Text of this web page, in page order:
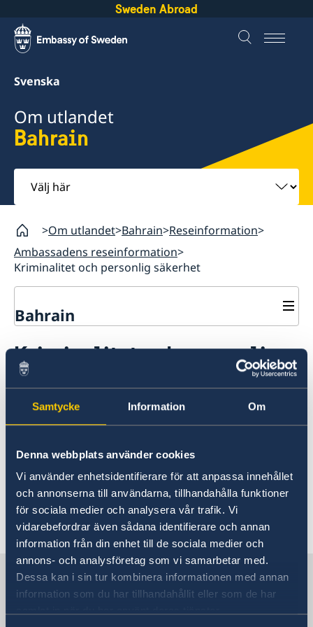
Samtycke Information Om
Denna webbplats använder cookies
Vi använder enhetsidentifierare för att anpassa innehållet
och annonserna till användarna, tillhandahålla funktioner
för sociala medier och analysera vår trafik. Vi
vidarebefordrar även sådana identifierare och annan
information från din enhet till de sociala medier och
annons- och analysföretag som vi samarbetar med.
Dessa kan i sin tur kombinera informationen med annan
information som du har tillhandahållit eller som de har
Sweden Abroad
Svenska
Om utlandet
Bahrain
Välj
här
Om utlandet Bahrain Reseinformation
Ambassadens reseinformation
Kriminalitet och personlig säkerhet
Bahrain
Rösta i Bahrain
Pass i Bahrain
Hjälp kring medborgarskap
Avgifter
Legaliseringar
Reseinformation
Ambassadens reseinformation
Aktuella händelser
Terrorism
Naturförhållanden och katastrofer
In- och utresebestämmelser
Hälso- och sjukvård
Lokala lagar och sedvänjor
Kriminalitet och personlig säkerhet
Trafiksäkerhet
Om olyckan är framme
Utvecklingssamarbete
Kriminalitet och personlig
säkerhet
Den personliga säkerheten i Bahrain är hög i
brottsligheten i Bahrain ligger internationellt
sett på en låg nivå.
Senast uppdaterad 24 juli 2026, 09.37
Sverige i Bahrain